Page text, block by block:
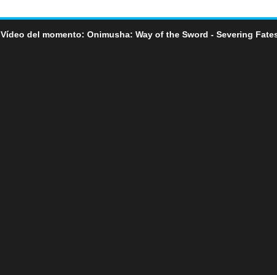
Vídeo del momento: Onimusha: Way of the Sword - Severing